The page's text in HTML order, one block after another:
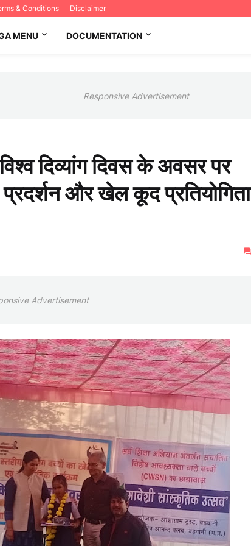
& Conditions Disclaimer
MENU DOCUMENTATION
Responsive Advertisement
दिव्यांग दिवस के अवसर पर
प्रदर्शन और खेल कूद प्रतियोगिता
Advertisement